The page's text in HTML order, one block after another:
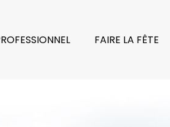
FAIRE LA FÊTE